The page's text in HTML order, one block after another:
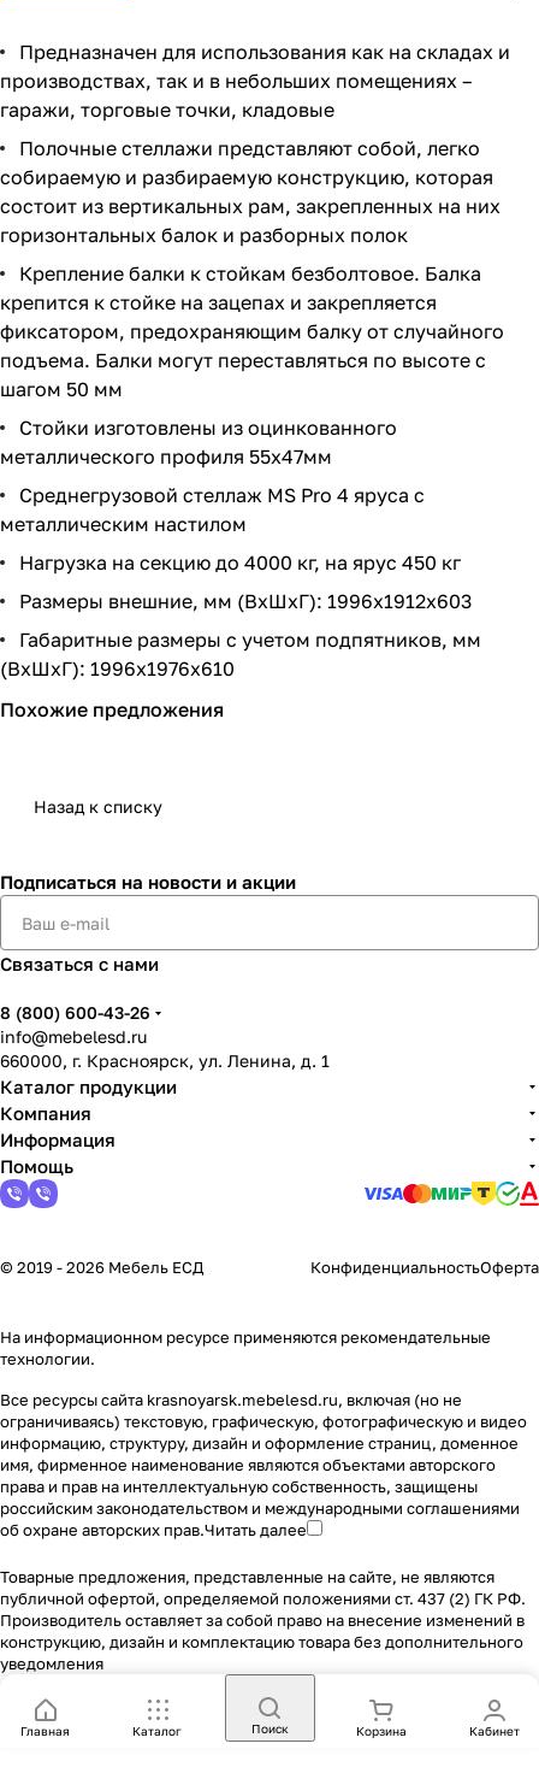
Предназначен для использования как на складах и
производствах, так и в небольших помещениях –
гаражи, торговые точки, кладовые
Полочные стеллажи представляют собой, легко
собираемую и разбираемую конструкцию, которая
состоит из вертикальных рам, закрепленных на них
горизонтальных балок и разборных полок
Крепление балки к стойкам безболтовое. Балка
крепится к стойке на зацепах и закрепляется
фиксатором, предохраняющим балку от случайного
подъема. Балки могут переставляться по высоте с
шагом 50 мм
Стойки изготовлены из оцинкованного
металлического профиля 55х47мм
Среднегрузовой стеллаж MS Pro 4 ярусa с
металлическим настилом
Нагрузка на секцию до 4000 кг, на ярус 450 кг
Размеры внешние, мм (ВхШхГ): 1996x1912x603
Габаритные размеры с учетом подпятников, мм
(ВхШхГ): 1996х1976х610
Похожие предложения
Назад к списку
Подписаться на новости и акции
Связаться с нами
8 (800) 600-43-26
info@mebelesd.ru
660000, г. Красноярск, ул. Ленина, д. 1
Каталог продукции
Компания
Информация
Помощь
© 2019 - 2026 Мебель ЕСД КонфиденциальностьОферта
На информационном ресурсе применяются рекомендательные
технологии.
Все ресурсы сайта krasnoyarsk.mebelesd.ru, включая (но не
ограничиваясь) текстовую, графическую, фотографическую и видео
информацию, структуру, дизайн и оформление страниц, доменное
имя, фирменное наименование являются объектами авторского
права и прав на интеллектуальную собственность, защищены
российским законодательством и международными соглашениями
об охране авторских прав.Читать далее
Товарные предложения, представленные на сайте, не являются
публичной офертой, определяемой положениями ст. 437 (2) ГК РФ.
Производитель оставляет за собой право на внесение изменений в
конструкцию, дизайн и комплектацию товара без дополнительного
уведомления
Главная Каталог Поиск Корзина Кабинет